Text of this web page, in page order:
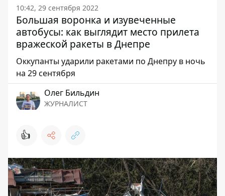
10:42, 29 сентября 2022
Большая воронка и изувеченные
автобусы: как выглядит место прилета
вражеской ракеты в Днепре
Оккупанты ударили ракетами по Днепру в ночь
на 29 сентября
Олег Бильдин
ЖУРНАЛИСТ
👍